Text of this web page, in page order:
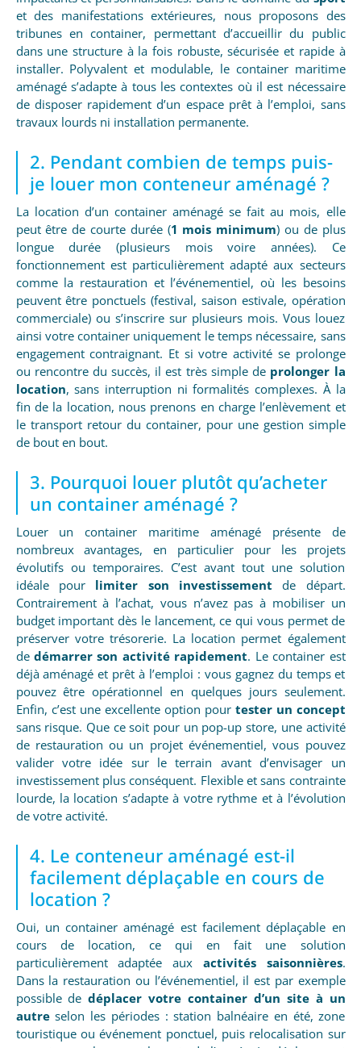
et des manifestations extérieures, nous proposons des
tribunes en container, permettant d’accueillir du public
dans une structure à la fois robuste, sécurisée et rapide à
installer. Polyvalent et modulable, le container maritime
aménagé s’adapte à tous les contextes où il est nécessaire
de disposer rapidement d’un espace prêt à l’emploi, sans
travaux lourds ni installation permanente.
2. Pendant combien de temps puis-
je louer mon conteneur aménagé ?
La location d’un container aménagé se fait au mois, elle
peut être de courte durée (1 mois minimum) ou de plus
longue durée (plusieurs mois voire années). Ce
fonctionnement est particulièrement adapté aux secteurs
comme la restauration et l’événementiel, où les besoins
peuvent être ponctuels (festival, saison estivale, opération
commerciale) ou s’inscrire sur plusieurs mois. Vous louez
ainsi votre container uniquement le temps nécessaire, sans
engagement contraignant. Et si votre activité se prolonge
ou rencontre du succès, il est très simple de prolonger la
location, sans interruption ni formalités complexes. À la
fin de la location, nous prenons en charge l’enlèvement et
le transport retour du container, pour une gestion simple
de bout en bout.
3. Pourquoi louer plutôt qu’acheter
un container aménagé ?
Louer un container maritime aménagé présente de
nombreux avantages, en particulier pour les projets
évolutifs ou temporaires. C’est avant tout une solution
idéale pour limiter son investissementde départ.
Contrairement à l’achat, vous n’avez pas à mobiliser un
budget important dès le lancement, ce qui vous permet de
préserver votre trésorerie. La location permet également
de démarrer son activité rapidement. Le container est
déjà aménagé et prêt à l’emploi : vous gagnez du temps et
pouvez être opérationnel en quelques jours seulement.
Enfin, c’est une excellente option pour tester un concept
sans risque. Que ce soit pour un pop-up store, une activité
de restauration ou un projet événementiel, vous pouvez
valider votre idée sur le terrain avant d’envisager un
investissement plus conséquent. Flexible et sans contrainte
lourde, la location s’adapte à votre rythme et à l’évolution
de votre activité.
4. Le conteneur aménagé est-il
facilement déplaçable en cours de
location ?
Oui, un container aménagé est facilement déplaçable en
cours de location, ce qui en fait une solution
particulièrement adaptée aux activités saisonnières.
Dans la restauration ou l’événementiel, il est par exemple
possible dedéplacer votre container d’un site à un
autreselon les périodes : station balnéaire en été, zone
touristique ou événement ponctuel, puis relocalisation sur